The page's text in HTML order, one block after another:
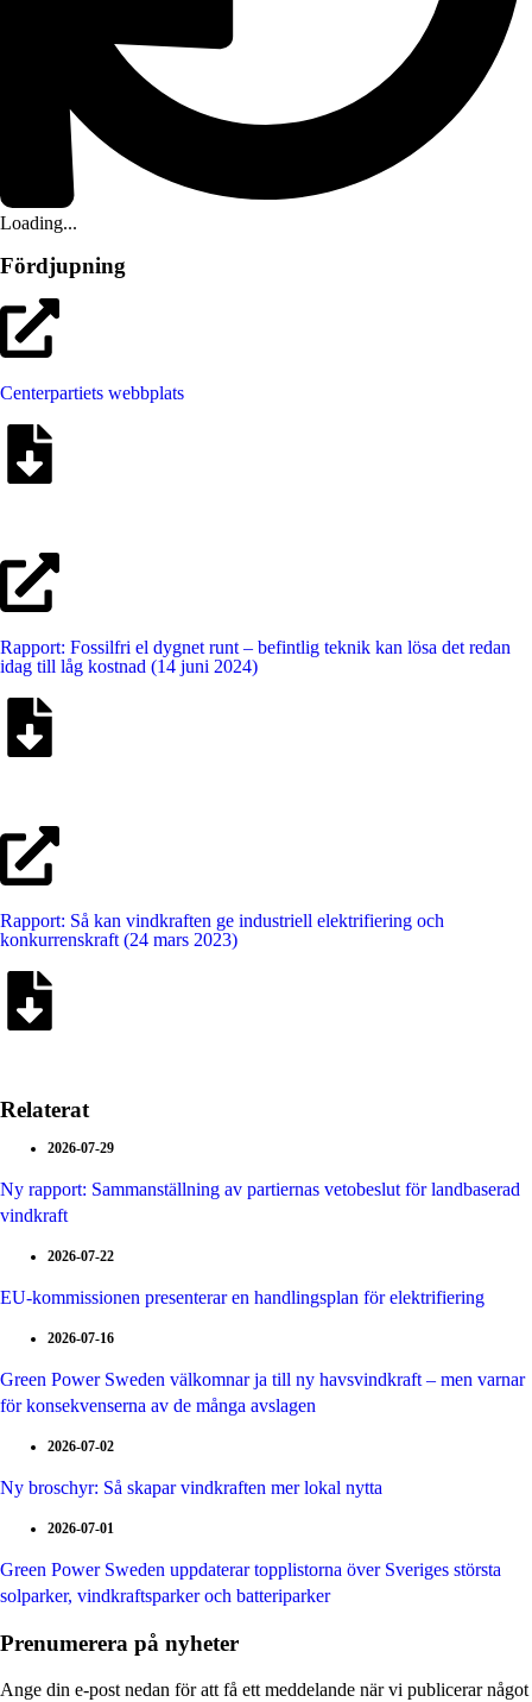
Loading...
Fördjupning
Centerpartiets webbplats
Rapport: Fossilfri el dygnet runt – befintlig teknik kan lösa det redan
idag till låg kostnad (14 juni 2024)
Rapport: Så kan vindkraften ge industriell elektrifiering och
konkurrenskraft (24 mars 2023)
Relaterat
2026-07-29
Ny rapport: Sammanställning av partiernas vetobeslut för landbaserad
vindkraft
2026-07-22
EU-kommissionen presenterar en handlingsplan för elektrifiering
2026-07-16
Green Power Sweden välkomnar ja till ny havsvindkraft – men varnar
för konsekvenserna av de många avslagen
2026-07-02
Ny broschyr: Så skapar vindkraften mer lokal nytta
2026-07-01
Green Power Sweden uppdaterar topplistorna över Sveriges största
solparker, vindkraftsparker och batteriparker
Prenumerera på nyheter
Ange din e-post nedan för att få ett meddelande när vi publicerar något